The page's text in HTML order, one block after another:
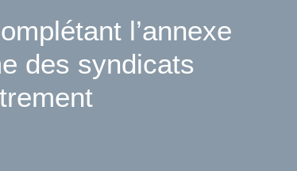
l’annexe
des syndicats